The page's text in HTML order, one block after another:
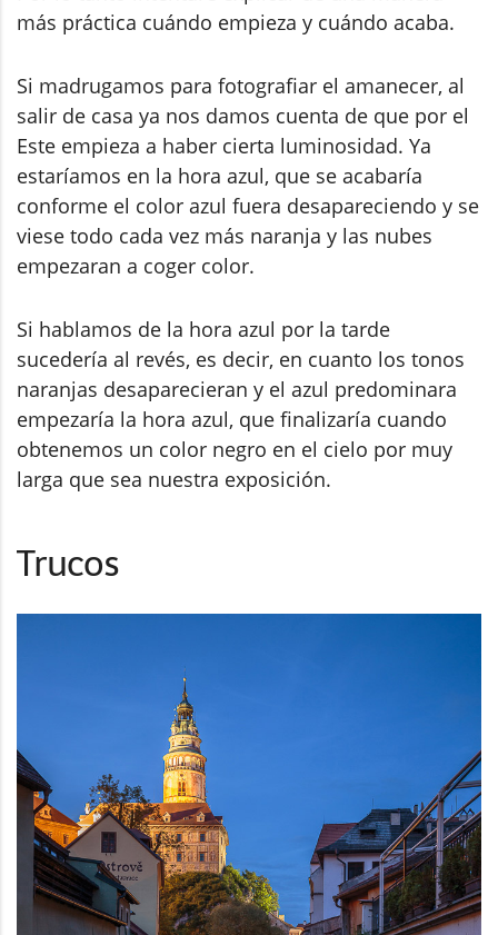
más práctica cuándo empieza y cuándo acaba.
Si madrugamos para fotografiar el amanecer, al
salir de casa ya nos damos cuenta de que por el
Este empieza a haber cierta luminosidad. Ya
estaríamos en la hora azul, que se acabaría
conforme el color azul fuera desapareciendo y se
viese todo cada vez más naranja y las nubes
empezaran a coger color.
Si hablamos de la hora azul por la tarde
sucedería al revés, es decir, en cuanto los tonos
naranjas desaparecieran y el azul predominara
empezaría la hora azul, que finalizaría cuando
obtenemos un color negro en el cielo por muy
larga que sea nuestra exposición.
Trucos